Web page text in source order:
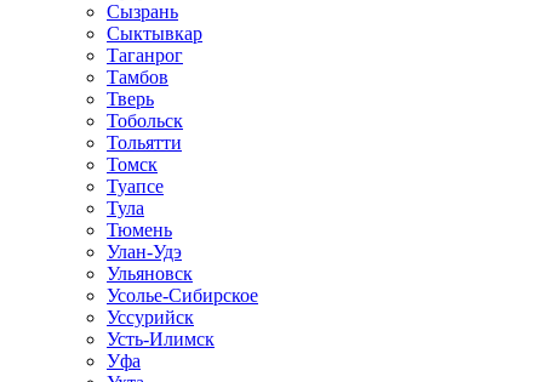
Сызрань
Сыктывкар
Таганрог
Тамбов
Тверь
Тобольск
Тольятти
Томск
Туапсе
Тула
Тюмень
Улан-Удэ
Ульяновск
Усолье-Сибирское
Уссурийск
Усть-Илимск
Уфа